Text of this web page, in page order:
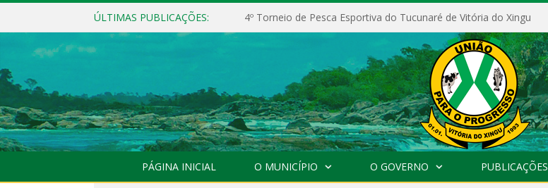
ÚLTIMAS PUBLICAÇÕES: 4º Torneio de Pesca Esportiva do Tucunaré de Vitória do Xingu
PÁGINA INICIAL O MUNICÍPIO O GOVERNO PUBLICAÇÕES